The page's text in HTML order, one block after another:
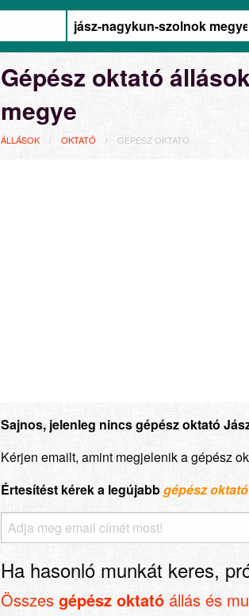
Gépész oktató
megye
ÁLLÁSOK OKTATÓ GÉPÉSZ OKTATÓ
Sajnos, jelenleg nincs gépész oktató
Kérjen emailt, amint megjelenik a gépész
Értesítést kérek a legújabbgépész
Ha hasonló munkát keres,
Összes gépész oktató állás és